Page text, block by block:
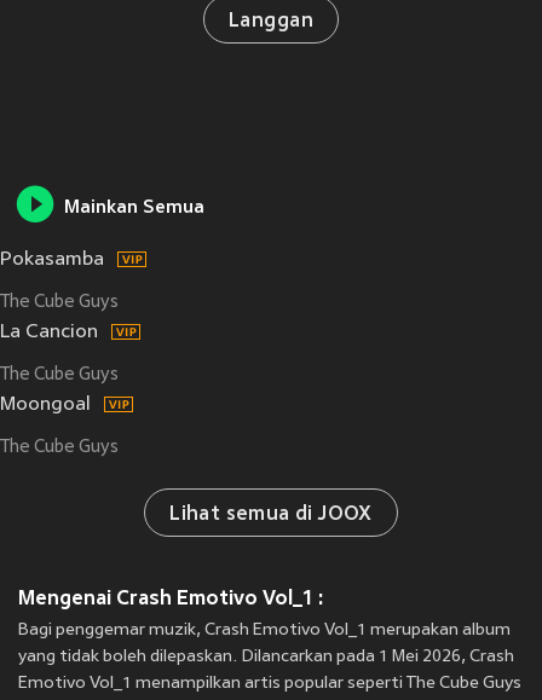
Langgan
Mainkan Semua
Pokasamba
The Cube Guys
La Cancion
The Cube Guys
Moongoal
The Cube Guys
Lihat semua di JOOX
Mengenai Crash Emotivo Vol_1 :
Bagi penggemar muzik, Crash Emotivo Vol_1 merupakan album
yang tidak boleh dilepaskan. Dilancarkan pada 1 Mei 2026, Crash
Emotivo Vol_1 menampilkan artis popular seperti The Cube Guys